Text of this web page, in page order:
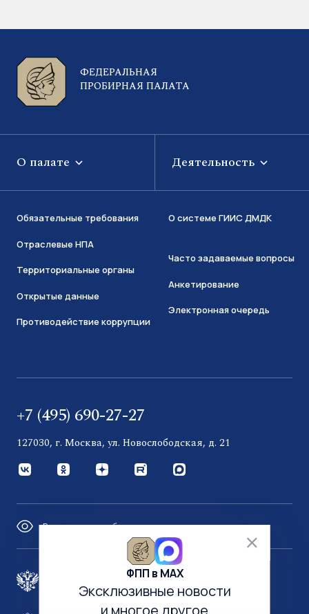
ФЕДЕРАЛЬНАЯ
ПРОБИРНАЯ ПАЛАТА
О палате Деятельность
Обязательные требования
Отраслевые НПА
Территориальные органы
Открытые данные
Противодействие коррупции
О системе ГИИС ДМДК
Часто задаваемые вопросы
Анкетирование
Электронная очередь
+7 (495) 690-27-27
127030, г. Москва, ул. Новослободская, д. 21
Версия для слабовидящих
ФПП в МАХ
Эксклюзивные новости
и многое другое